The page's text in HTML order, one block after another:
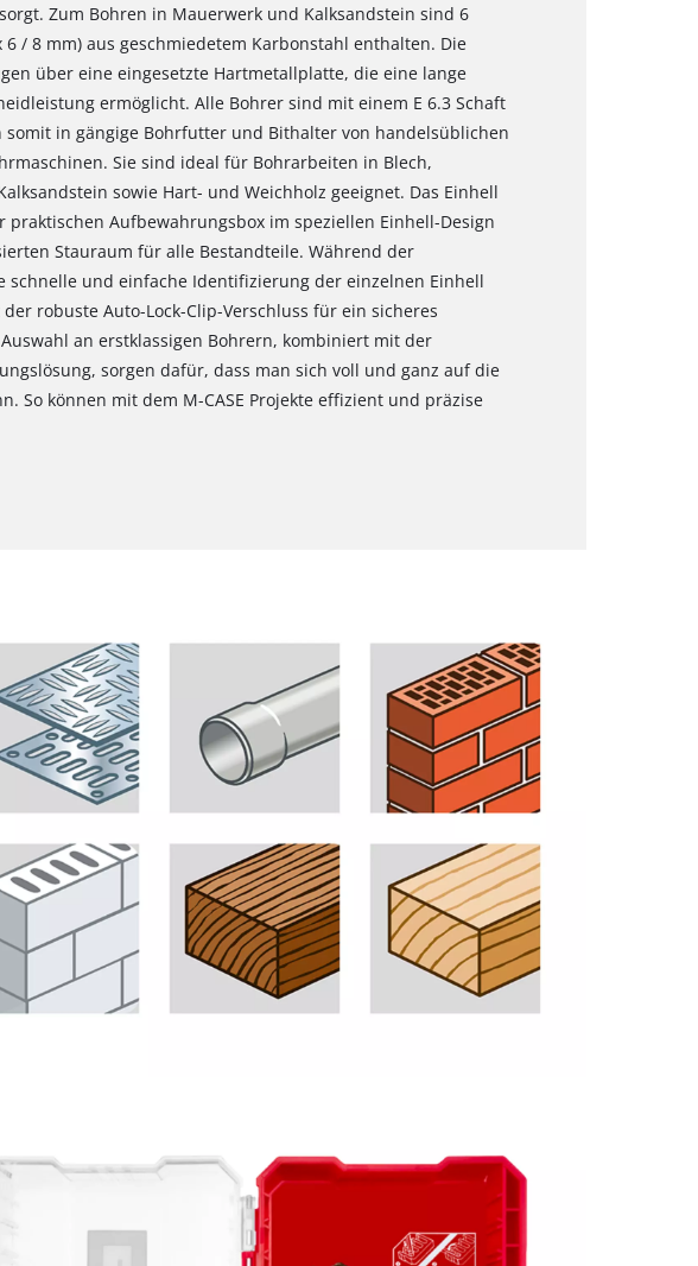
due
to the
Zum Bohren in Mauerwerk und Kalksandstein sind 6
/ 8 mm) aus geschmiedetem Karbonstahl enthalten. Die
über eine eingesetzte Hartmetallplatte, die eine lange
ermöglicht. Alle Bohrer sind mit einem E 6.3 Schaft
somit in gängige Bohrfutter und Bithalter von handelsüblichen
Sie sind ideal für Bohrarbeiten in Blech,
sowie Hart- und Weichholz geeignet. Das Einhell
praktischen Aufbewahrungsbox im speziellen Einhell-Design
Stauraum für alle Bestandteile. Während der
schnelle und einfache Identifizierung der einzelnen Einhell
robuste Auto-Lock-Clip-Verschluss für ein sicheres
an erstklassigen Bohrern, kombiniert mit der
sorgen dafür, dass man sich voll und ganz auf die
So können mit dem M-CASE Projekte effizient und präzise